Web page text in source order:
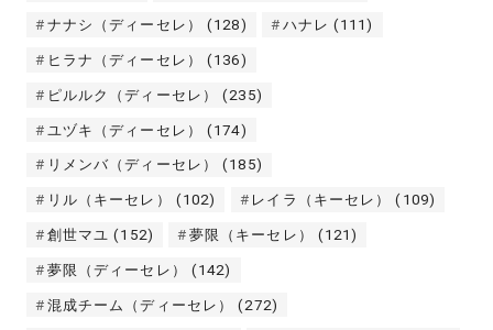
ナナシ（ディーセレ） (128) ハナレ (111)
ヒラナ（ディーセレ） (136)
ピルルク（ディーセレ） (235)
ユヅキ（ディーセレ） (174)
リメンバ（ディーセレ） (185)
リル（キーセレ） (102) レイラ（キーセレ） (109)
創世マユ (152) 夢限（キーセレ） (121)
夢限（ディーセレ） (142)
混成チーム（ディーセレ） (272)